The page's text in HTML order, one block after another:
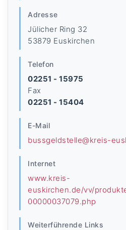
Adresse
Jülicher Ring 32
53879 Euskirchen
Telefon
02251 - 15975
Fax
02251 - 15404
E-Mail
bussgeldstelle@kreis-
Internet
www.kreis-
euskirchen.de/vv/
00000037079.php
Weiterführende Links